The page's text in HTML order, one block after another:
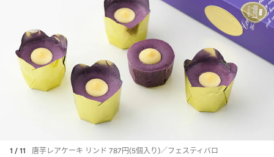
1 / 11 唐芋レアケーキ リンド 787円(5個入り)／フェスティバロ